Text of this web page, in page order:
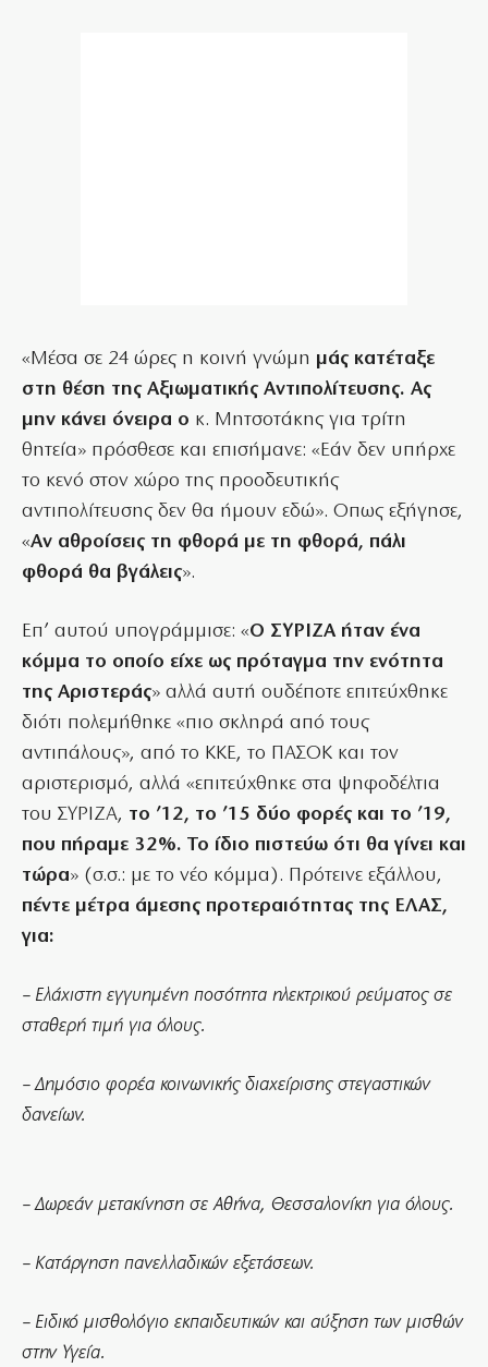
«Μέσα σε 24 ώρες η κοινή γνώμη μάς κατέταξε
στη θέση της Αξιωματικής Αντιπολίτευσης. Ας
μην κάνει όνειρα ο κ. Μητσοτάκης για τρίτη
θητεία» πρόσθεσε και επισήμανε: «Εάν δεν υπήρχε
το κενό στον χώρο της προοδευτικής
αντιπολίτευσης δεν θα ήμουν εδώ». Οπως εξήγησε,
«Αν αθροίσεις τη φθορά με τη φθορά, πάλι
φθορά θα βγάλεις».
Επ’ αυτού υπογράμμισε: «Ο ΣΥΡΙΖΑ ήταν ένα
κόμμα το οποίο είχε ως πρόταγμα την ενότητα
της Αριστεράς» αλλά αυτή ουδέποτε επιτεύχθηκε
διότι πολεμήθηκε «πιο σκληρά από τους
αντιπάλους», από το ΚΚΕ, το ΠΑΣΟΚ και τον
αριστερισμό, αλλά «επιτεύχθηκε στα ψηφοδέλτια
του ΣΥΡΙΖΑ, το ’12, το ’15 δύο φορές και το ’19,
που πήραμε 32%. Το ίδιο πιστεύω ότι θα γίνει και
τώρα» (σ.σ.: με το νέο κόμμα). Πρότεινε εξάλλου,
πέντε μέτρα άμεσης προτεραιότητας της ΕΛΑΣ,
για:
– Ελάχιστη εγγυημένη ποσότητα ηλεκτρικού ρεύματος σε
σταθερή τιμή για όλους.
– Δημόσιο φορέα κοινωνικής διαχείρισης στεγαστικών
δανείων.
– Δωρεάν μετακίνηση σε Αθήνα, Θεσσαλονίκη για όλους.
– Κατάργηση πανελλαδικών εξετάσεων.
– Ειδικό μισθολόγιο εκπαιδευτικών και αύξηση των μισθών
στην Υγεία.